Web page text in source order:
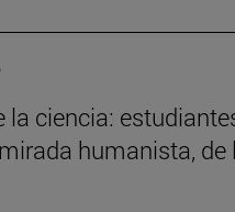
la ciencia:
humanista,